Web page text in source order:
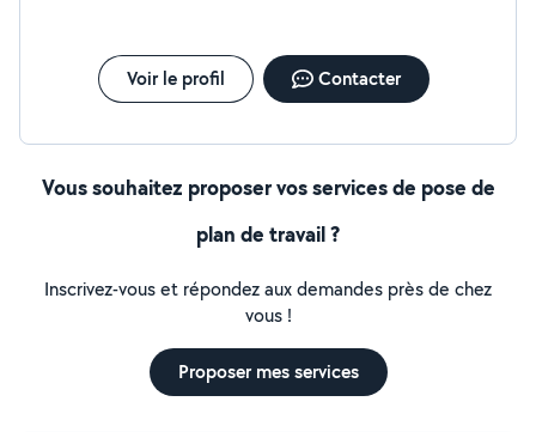
Voir le profil Contacter
Vous souhaitez proposer vos services de pose de
plan de travail ?
Inscrivez-vous et répondez aux demandes près de chez
vous !
Proposer mes services